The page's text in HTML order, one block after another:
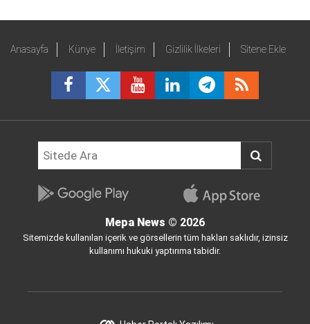
Anasayfa Künye İletişim Gizlilik İlkeleri Sitene Ekle
Mepa News © 2026
Sitemizde kullanılan içerik ve görsellerin tüm hakları saklıdır, izinsiz
kullanımı hukuki yaptırıma tabidir.